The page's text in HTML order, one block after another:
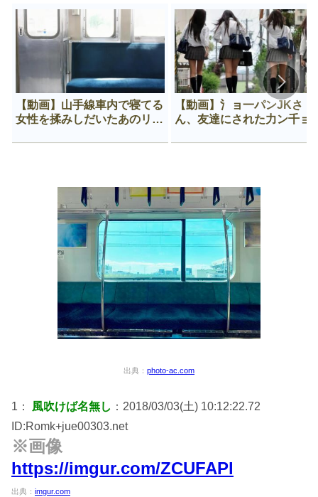
【動画】山手線車内で寝てる
女性を揉みしだいたあのリー
【動画】氵ョ一パンJKさ
ん、友達にされた力ン千ョ
出典： photo-ac.com
1： 風吹けば名無し ：2018/03/03(土) 10:12:22.72
ID:Romk+jue00303.net
※画像
https://imgur.com/ZCUFAPl
出典： imgur.com